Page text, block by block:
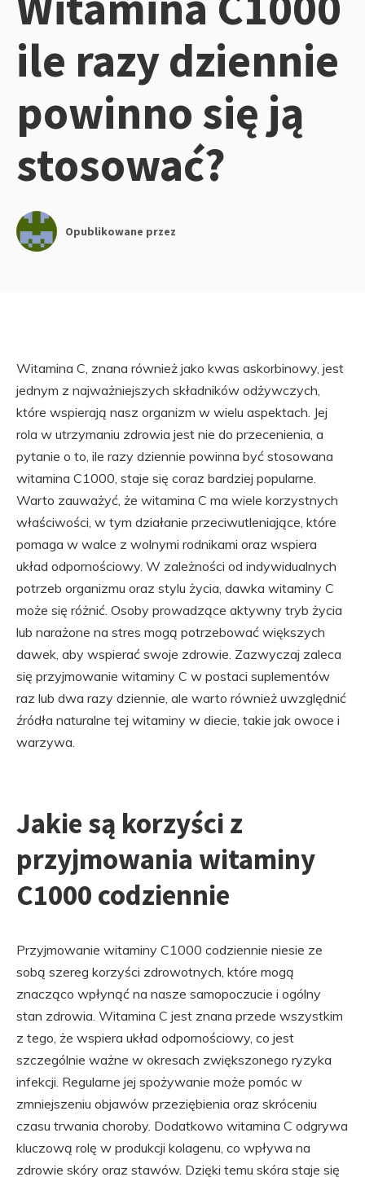
ile razy dziennie
powinno się ją
stosować?
Opublikowane przez
Witamina C, znana również jako kwas askorbinowy, jest
jednym z najważniejszych składników odżywczych,
które wspierają nasz organizm w wielu aspektach. Jej
rola w utrzymaniu zdrowia jest nie do przecenienia, a
pytanie o to, ile razy dziennie powinna być stosowana
witamina C1000, staje się coraz bardziej popularne.
Warto zauważyć, że witamina C ma wiele korzystnych
właściwości, w tym działanie przeciwutleniające, które
pomaga w walce z wolnymi rodnikami oraz wspiera
układ odpornościowy. W zależności od indywidualnych
potrzeb organizmu oraz stylu życia, dawka witaminy C
może się różnić. Osoby prowadzące aktywny tryb życia
lub narażone na stres mogą potrzebować większych
dawek, aby wspierać swoje zdrowie. Zazwyczaj zaleca
się przyjmowanie witaminy C w postaci suplementów
raz lub dwa razy dziennie, ale warto również uwzględnić
źródła naturalne tej witaminy w diecie, takie jak owoce i
warzywa.
Jakie są korzyści z
przyjmowania witaminy
C1000 codziennie
Przyjmowanie witaminy C1000 codziennie niesie ze
sobą szereg korzyści zdrowotnych, które mogą
znacząco wpłynąć na nasze samopoczucie i ogólny
stan zdrowia. Witamina C jest znana przede wszystkim
z tego, że wspiera układ odpornościowy, co jest
szczególnie ważne w okresach zwiększonego ryzyka
infekcji. Regularne jej spożywanie może pomóc w
zmniejszeniu objawów przeziębienia oraz skróceniu
czasu trwania choroby. Dodatkowo witamina C odgrywa
kluczową rolę w produkcji kolagenu, co wpływa na
zdrowie skóry oraz stawów. Dzięki temu skóra staje się